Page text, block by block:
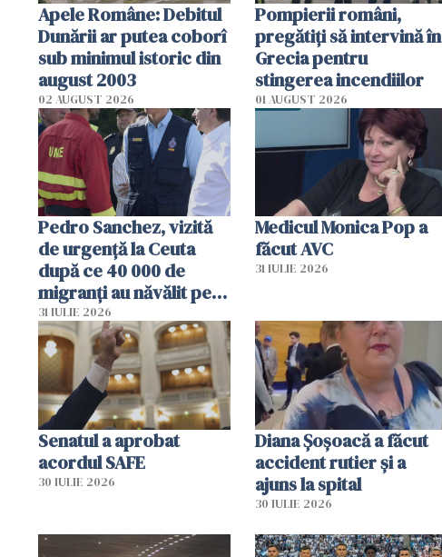
Apele Române: Debitul
Dunării ar putea coborî
sub minimul istoric din
august 2003
02 AUGUST 2026
Pompierii români,
pregătiţi să intervină în
Grecia pentru
stingerea incendiilor
01 AUGUST 2026
Pedro Sanchez, vizită
de urgență la Ceuta
după ce 40 000 de
migranți au năvălit pe
teritoriul spaniol: „Vom
mobiliza toate
resursele"
31 IULIE 2026
Medicul Monica Pop a
făcut AVC
31 IULIE 2026
Senatul a aprobat
acordul SAFE
30 IULIE 2026
Diana Șoșoacă a făcut
accident rutier și a
ajuns la spital
30 IULIE 2026